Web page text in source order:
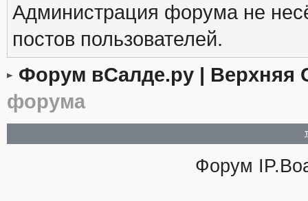
Администрация форума не
постов пользователей.
Форум вСалде.ру | Верхняя
форума
Форум